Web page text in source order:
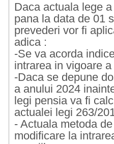
Daca actuala lege
pana la data de 01
prevederi vor fi
adica :
-Se va acorda
intrarea in vigoare
-Daca se depune
a anului 2024
legi pensia va fi
actualei legi 263/
- Actuala metoda
modificare la